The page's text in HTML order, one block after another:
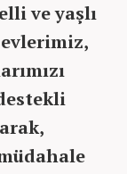
ve yaşlı